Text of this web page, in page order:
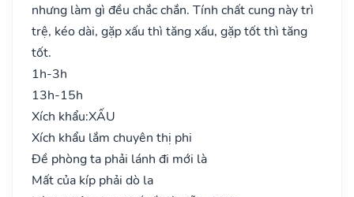
nhưng làm gì đều chắc chắn. Tính chất cung này trì
trệ, kéo dài, gặp xấu thì tăng xấu, gặp tốt thì tăng
tốt.
1h-3h
13h-15h
Xích khẩu:XẤU
Xích khẩu lắm chuyên thị phi
Đề phòng ta phải lánh đi mới là
Mất của kíp phải dò la